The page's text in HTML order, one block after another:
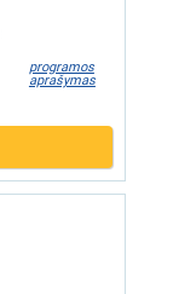
programos
aprašymas